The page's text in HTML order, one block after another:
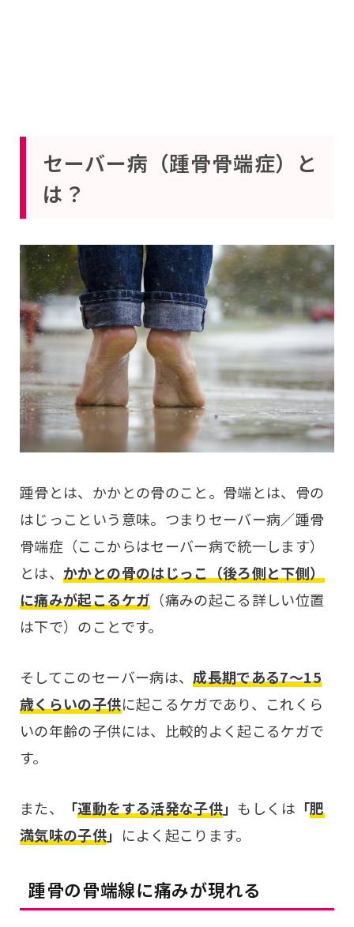
セーバー病（踵骨骨端症）と
は？
踵骨とは、かかとの骨のこと。骨端とは、骨の
はじっこという意味。つまりセーバー病／踵骨
骨端症（ここからはセーバー病で統一します）
とは、かかとの骨のはじっこ（後ろ側と下側）
に痛みが起こるケガ （痛みの起こる詳しい位置
は下で）のことです。
そしてこのセーバー病は、成長期である7〜15
歳くらいの子供に起こるケガであり、これくら
いの年齢の子供には、比較的よく起こるケガで
す。
また、 「運動をする活発な子供」 もしくは 「肥
満気味の子供」 によく起こります。
踵骨の骨端線に痛みが現れる